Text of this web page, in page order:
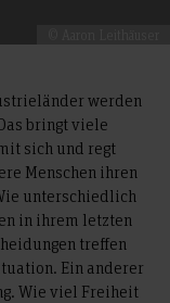
werden
bringt viele
sich und regt
Menschen ihren
unterschiedlich
in ihrem letzten
treffen
Ein anderer
Wie viel Freiheit